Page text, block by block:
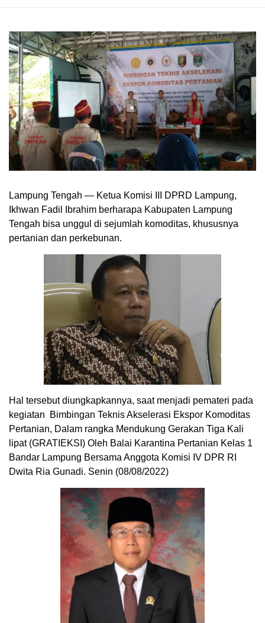
Lampung Tengah — Ketua Komisi III DPRD Lampung,
Ikhwan Fadil Ibrahim berharapa Kabupaten Lampung
Tengah bisa unggul di sejumlah komoditas, khususnya
pertanian dan perkebunan.
Hal tersebut diungkapkannya, saat menjadi pemateri pada
kegiatan Bimbingan Teknis Akselerasi Ekspor Komoditas
Pertanian, Dalam rangka Mendukung Gerakan Tiga Kali
lipat (GRATIEKSI) Oleh Balai Karantina Pertanian Kelas 1
Bandar Lampung Bersama Anggota Komisi IV DPR RI
Dwita Ria Gunadi. Senin (08/08/2022)